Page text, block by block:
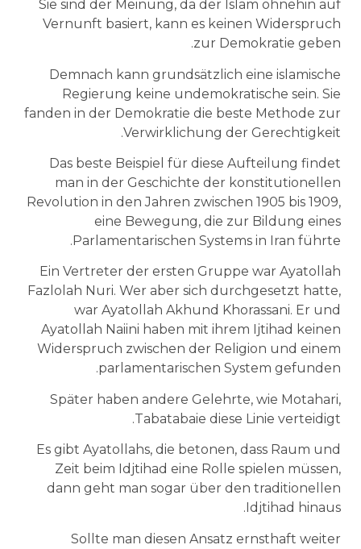
Sie sind der Meinung, da der Islam ohnehin auf
Vernunft basiert, kann es keinen Widerspruch
zur Demokratie geben.
Demnach kann grundsätzlich eine islamische
Regierung keine undemokratische sein. Sie
fanden in der Demokratie die beste Methode zur
Verwirklichung der Gerechtigkeit.
Das beste Beispiel für diese Aufteilung findet
man in der Geschichte der konstitutionellen
Revolution in den Jahren zwischen 1905 bis 1909,
eine Bewegung, die zur Bildung eines
Parlamentarischen Systems in Iran führte.
Ein Vertreter der ersten Gruppe war Ayatollah
Fazlolah Nuri. Wer aber sich durchgesetzt hatte,
war Ayatollah Akhund Khorassani. Er und
Ayatollah Naiini haben mit ihrem Ijtihad keinen
Widerspruch zwischen der Religion und einem
parlamentarischen System gefunden.
Später haben andere Gelehrte, wie Motahari,
Tabatabaie diese Linie verteidigt.
Es gibt Ayatollahs, die betonen, dass Raum und
Zeit beim Idjtihad eine Rolle spielen müssen,
dann geht man sogar über den traditionellen
Idjtihad hinaus.
Sollte man diesen Ansatz ernsthaft weiter